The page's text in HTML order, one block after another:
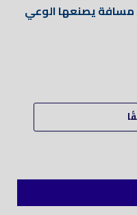
مسافة يصنعها الوعي